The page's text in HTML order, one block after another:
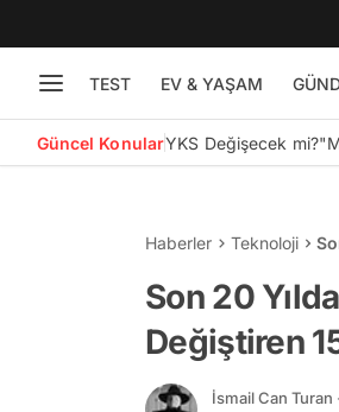
TEST EV & YAŞAM
Güncel KonularYKS Değişecek mi?
Haberler Teknoloji
Son 20
Değiştiren
İsmail Can Turan